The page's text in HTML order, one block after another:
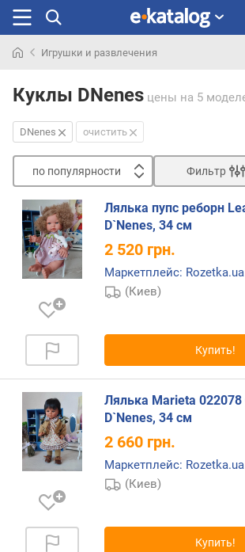
раньше
Игрушки и развлечения
Куклы DNenes цены на 5
DNenes очистить
по популярности
п
о
п
о
у
л
я
н
т
и
д
ш
Фильтр
Лялька пупс реборн
D`Nenes, 34 см
2 520 грн.
Маркетплейс: Rozetka.ua
(Киев)
Купить!
Лялька Marieta 022078
D`Nenes, 34 см
2 660 грн.
Маркетплейс: Rozetka.ua
(Киев)
Купить!